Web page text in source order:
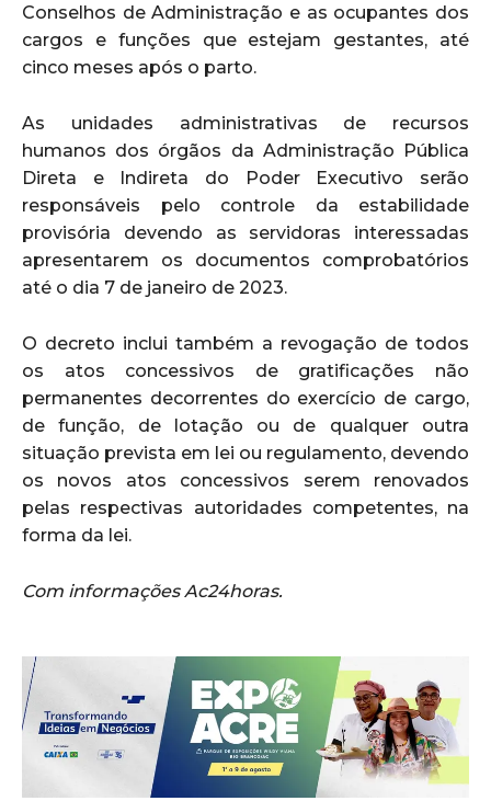
Conselhos de Administração e as ocupantes dos
cargos e funções que estejam gestantes, até
cinco meses após o parto.
As unidades administrativas de recursos
humanos dos órgãos da Administração Pública
Direta e Indireta do Poder Executivo serão
responsáveis pelo controle da estabilidade
provisória devendo as servidoras interessadas
apresentarem os documentos comprobatórios
até o dia 7 de janeiro de 2023.
O decreto inclui também a revogação de todos
os atos concessivos de gratificações não
permanentes decorrentes do exercício de cargo,
de função, de lotação ou de qualquer outra
situação prevista em lei ou regulamento, devendo
os novos atos concessivos serem renovados
pelas respectivas autoridades competentes, na
forma da lei.
Com informações Ac24horas.